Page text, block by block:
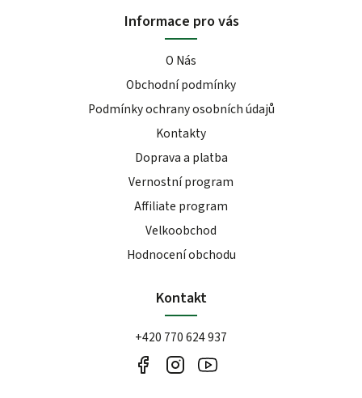
Informace pro vás
O Nás
Obchodní podmínky
Podmínky ochrany osobních údajů
Kontakty
Doprava a platba
Vernostní program
Affiliate program
Velkoobchod
Hodnocení obchodu
Kontakt
+420 770 624 937